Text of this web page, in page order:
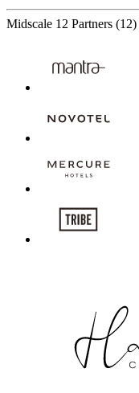
Midscale 12 Partners (12)